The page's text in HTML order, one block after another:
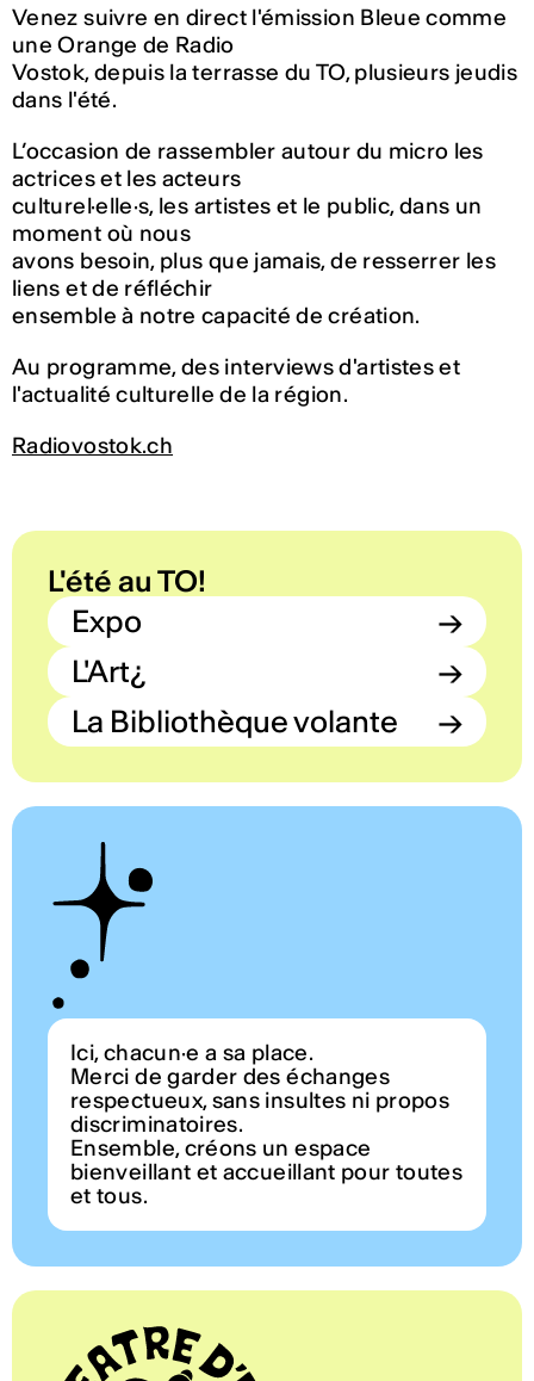
Venez suivre en direct l'émission Bleue comme
une Orange de Radio
Vostok, depuis la terrasse du TO, plusieurs jeudis
dans l'été.
L’occasion de rassembler autour du micro les
actrices et les acteurs
culturel·elle·s, les artistes et le public, dans un
moment où nous
avons besoin, plus que jamais, de resserrer les
liens et de réfléchir
ensemble à notre capacité de création.
Au programme, des interviews d'artistes et
l'actualité culturelle de la région.
Radiovostok.ch
L'été au TO!
Expo
→
L'Art¿
→
La Bibliothèque volante
→
Ici, chacun·e a sa place.
Merci de garder des échanges
respectueux, sans insultes ni propos
discriminatoires.
Ensemble, créons un espace
bienveillant et accueillant pour toutes
et tous.